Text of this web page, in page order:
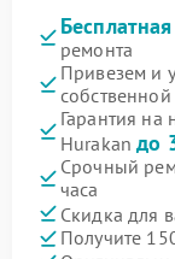
ремонта
Привезем и
Гарантия
Hurakanдо
Срочный
часа
Скидка для
Получите